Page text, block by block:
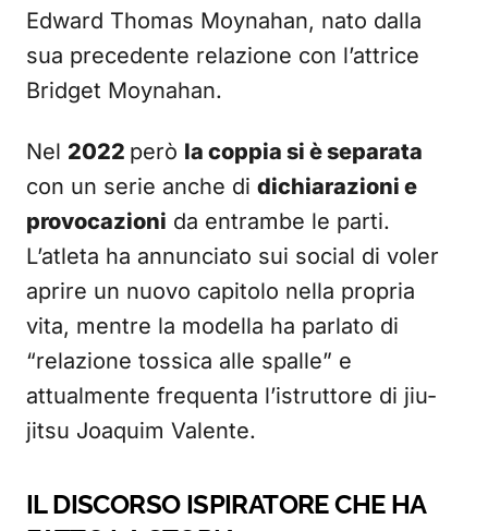
Edward Thomas Moynahan, nato dalla
sua precedente relazione con l’attrice
Bridget Moynahan.
Nel 2022 però la coppia si è separata
con un serie anche di dichiarazioni e
provocazioni da entrambe le parti.
L’atleta ha annunciato sui social di voler
aprire un nuovo capitolo nella propria
vita, mentre la modella ha parlato di
“relazione tossica alle spalle” e
attualmente frequenta l’istruttore di jiu-
jitsu Joaquim Valente.
IL DISCORSO ISPIRATORE CHE HA